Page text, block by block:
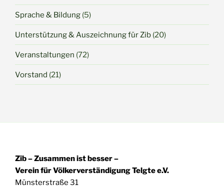
Sprache & Bildung (5)
Unterstützung & Auszeichnung für Zib (20)
Veranstaltungen (72)
Vorstand (21)
Zib – Zusammen ist besser –
Verein für Völkerverständigung Telgte e.V.
Münsterstraße 31